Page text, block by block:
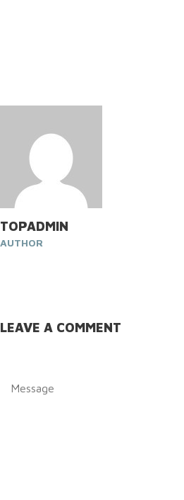
TOPADMIN
AUTHOR
LEAVE A COMMENT